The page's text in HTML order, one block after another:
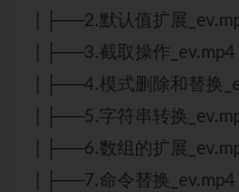
| ├──2.默认值扩展
| ├──3.截取操作
| ├──4.模式删除和替换
| ├──5.字符串转换
| ├──6.数组的扩展
| ├──7.命令替换